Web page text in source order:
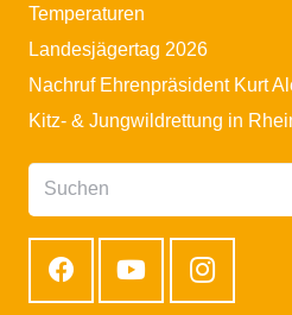
Temperaturen
Landesjägertag 2026
Nachruf Ehrenpräsident Kurt
Kitz- & Jungwildrettung in